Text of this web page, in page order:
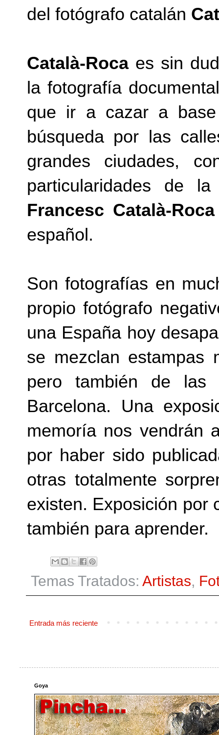
del fotógrafo catalán
Català-Rocaes sin
la fotografía
que ir a cazar a
búsqueda por las
grandes ciudades,
particularidades de
Francesc Català-Roca
español.
Son fotografías en
propio fotógrafo
una España hoy
se mezclan estampas
pero también de las
Barcelona. Una
memoría nos vendrán
por haber sido
otras totalmente
existen. Exposición por
también para aprender.
Temas Tratados: Artistas,
Entrada más reciente
Goya